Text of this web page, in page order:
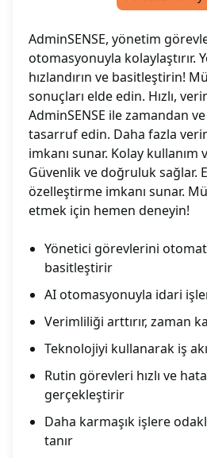
AdminSENSE, yönetim
otomasyonuyla kolaylaştırır.
hızlandırın ve basitleştirin!
sonuçları elde edin. Hızlı,
AdminSENSE ile zamandan
tasarruf edin. Daha fazla
imkanı sunar. Kolay kullanım
Güvenlik ve doğruluk sağlar.
özelleştirme imkanı sunar.
etmek için hemen deneyin!
Yönetici görevlerini
basitleştirir
AI otomasyonuyla idari
Verimliliği arttırır, zaman
Teknolojiyi kullanarak iş
Rutin görevleri hızlı ve
gerçekleştirir
Daha karmaşık işlere
tanır